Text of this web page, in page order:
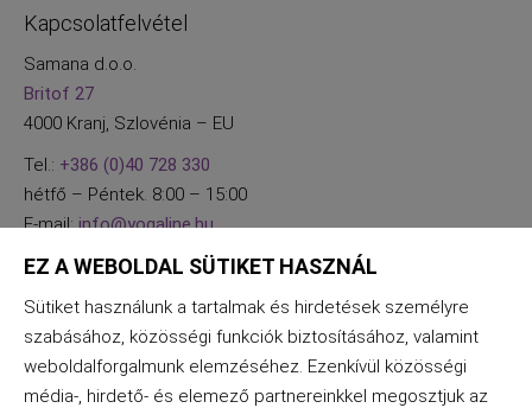
Kapcsolatfelvétel
Samana d.o.o.
Britof 27
4000 Kranj, Szlovénia – EU
Tel.: +386 (0)40 728 330
hétfő – Péntek. 8:00 – 15:00
E-mail:info@yogaline.hu
EZ A WEBOLDAL SÜTIKET HASZNÁL
Sütiket használunk a tartalmak és hirdetések személyre
szabásához, közösségi funkciók biztosításához, valamint
weboldalforgalmunk elemzéséhez. Ezenkívül közösségi
média-, hirdető- és elemező partnereinkkel megosztjuk az